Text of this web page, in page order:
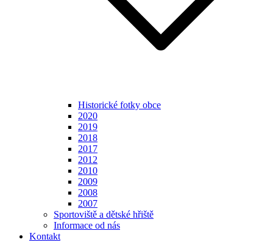
Historické fotky obce
2020
2019
2018
2017
2012
2010
2009
2008
2007
Sportoviště a dětské hřiště
Informace od nás
Kontakt